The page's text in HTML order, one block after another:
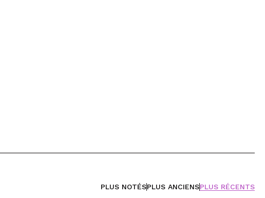
PLUS NOTÉSPLUS ANCIENSPLUS RÉCENTS